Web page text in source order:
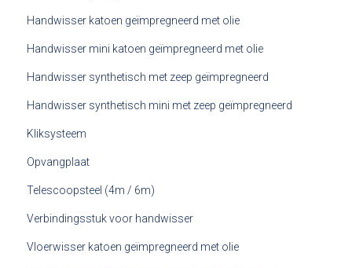
Handwisser katoen geïmpregneerd met olie
Handwisser mini katoen geïmpregneerd met olie
Handwisser synthetisch met zeep geïmpregneerd
Handwisser synthetisch mini met zeep geïmpregneerd
Kliksysteem
Opvangplaat
Telescoopsteel (4m / 6m)
Verbindingsstuk voor handwisser
Vloerwisser katoen geïmpregneerd met olie